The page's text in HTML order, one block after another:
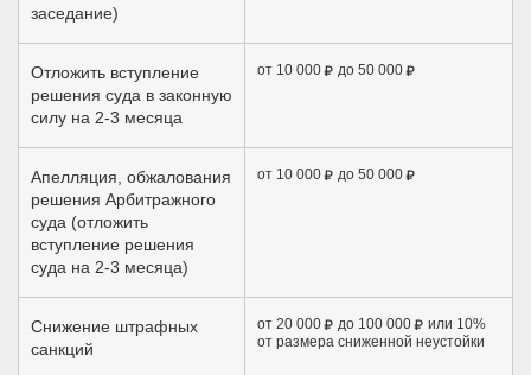
заседание)
Отложить вступление
решения суда в законную
силу на 2-3 месяца
от 10 000 до 50 000
Апелляция, обжалования
решения Арбитражного
суда (отложить
вступление решения
суда на 2-3 месяца)
от 10 000 до 50 000
Снижение штрафных
санкций
от 20 000 до 100 000
или 10%
от размера сниженной неустойки